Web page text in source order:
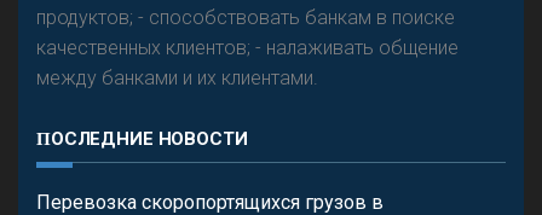
продуктов; - способствовать банкам в поиске
качественных клиентов; - налаживать общение
между банками и их клиентами.
ПОСЛЕДНИЕ НОВОСТИ
Перевозка скоропортящихся грузов в